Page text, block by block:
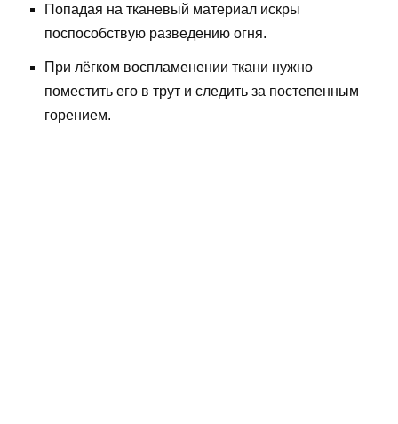
Попадая на тканевый материал искры
поспособствую разведению огня.
При лёгком воспламенении ткани нужно
поместить его в трут и следить за постепенным
горением.